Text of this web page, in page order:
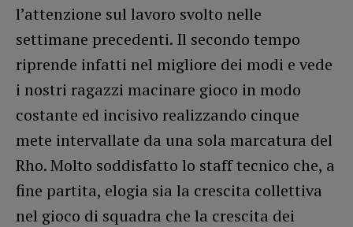
l’attenzione sul lavoro svolto nelle
settimane precedenti. Il secondo tempo
riprende infatti nel migliore dei modi e vede
i nostri ragazzi macinare gioco in modo
costante ed incisivo realizzando cinque
mete intervallate da una sola marcatura del
Rho. Molto soddisfatto lo staff tecnico che, a
fine partita, elogia sia la crescita collettiva
nel gioco di squadra che la crescita dei